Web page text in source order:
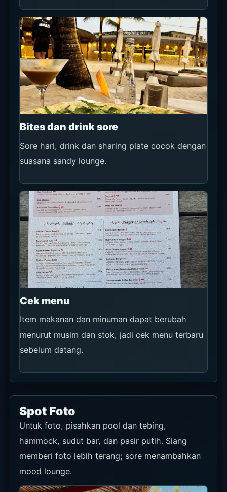
Bites dan drink sore
Sore hari, drink dan sharing plate cocok dengan
suasana sandy lounge.
Cek menu
Item makanan dan minuman dapat berubah
menurut musim dan stok, jadi cek menu terbaru
sebelum datang.
Spot Foto
Untuk foto, pisahkan pool dan tebing,
hammock, sudut bar, dan pasir putih. Siang
memberi foto lebih terang; sore menambahkan
mood lounge.